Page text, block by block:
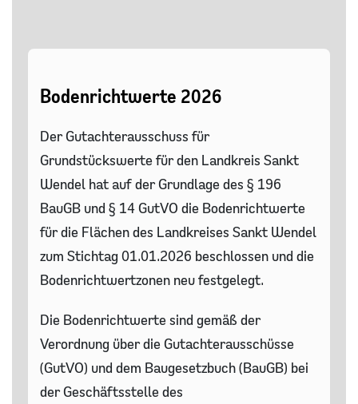
Bodenrichtwerte 2026
Der Gutachterausschuss für
Grundstückswerte für den Landkreis Sankt
Wendel hat auf der Grundlage des § 196
BauGB und § 14 GutVO die Bodenrichtwerte
für die Flächen des Landkreises Sankt Wendel
zum Stichtag 01.01.2026 beschlossen und die
Bodenrichtwertzonen neu festgelegt.
Die Bodenrichtwerte sind gemäß der
Verordnung über die Gutachterausschüsse
(GutVO) und dem Baugesetzbuch (BauGB) bei
der Geschäftsstelle des